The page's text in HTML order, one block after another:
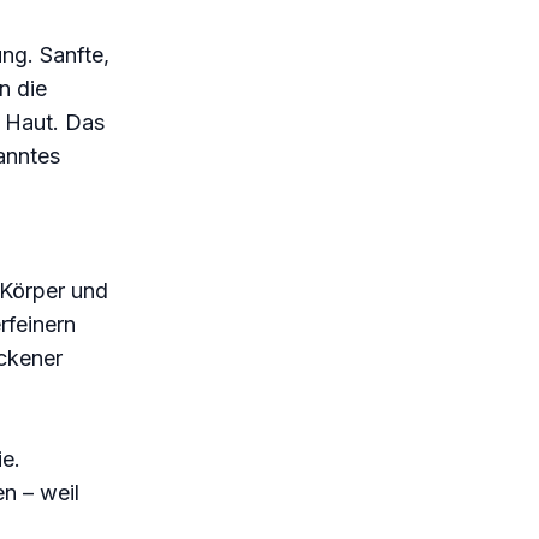
Sanfte,
die
Das
und
– weil